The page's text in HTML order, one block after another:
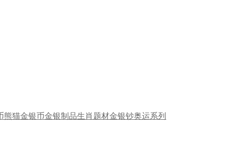
熊猫金银币金银制品生肖题材金银钞奥运系列